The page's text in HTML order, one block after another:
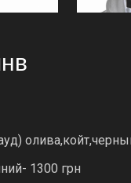
1300 грн